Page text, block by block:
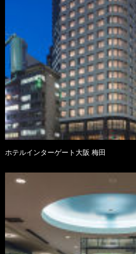
ホテルインターゲート大阪 梅田